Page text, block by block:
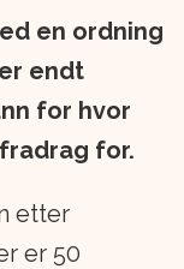
en ordning
endt
for hvor
for.
etter
er 50